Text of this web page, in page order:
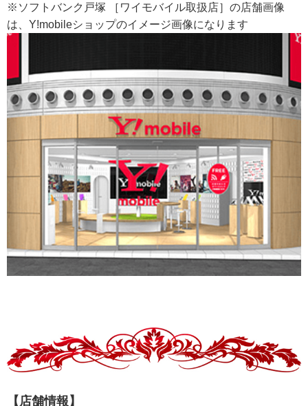
※ソフトバンク戸塚 ［ワイモバイル取扱店］の店舗画像
は、Y!mobileショップのイメージ画像になります
【店舗情報】